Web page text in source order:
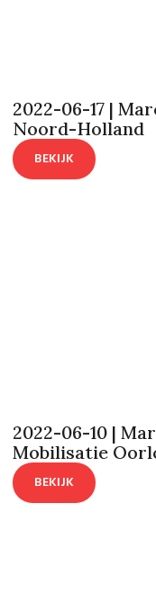
2022-06-17 |
Noord-Holland
BEKIJK
2022-06-10 |
Mobilisatie
BEKIJK